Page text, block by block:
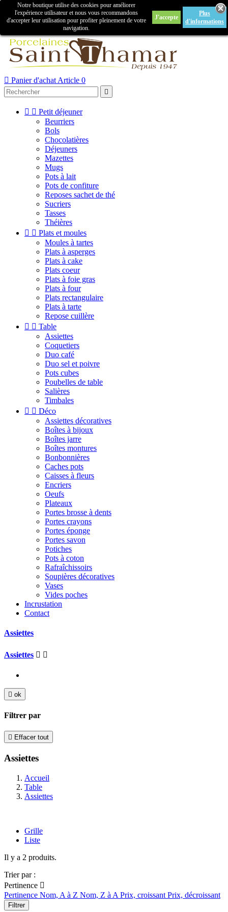
Créer un compteConnexion
 Panier d'achat Article 0

Notre boutique utilise des cookies pour améliorer
l'expérience utilisateur et nous vous recommandons
d'accepter leur utilisation pour profiter pleinement de votre
navigation.
J'accepte
Plus
d'informations
  Petit déjeuner
Beurriers
Bols
Chocolatières
Déjeuners
Mazettes
Mugs
Pots à lait
Pots de confiture
Reposes sachet de thé
Sucriers
Tasses
Théières
  Plats et moules
Moules à tartes
Plats à asperges
Plats à cake
Plats coeur
Plats à foie gras
Plats à four
Plats rectangulaire
Plats à tarte
Repose cuillère
  Table
Assiettes
Coquetiers
Duo café
Duo sel et poivre
Pots cubes
Poubelles de table
Salières
Timbales
  Déco
Assiettes décoratives
Boîtes à bijoux
Boîtes jarre
Boîtes montures
Bonbonnières
Caches pots
Caisses à fleurs
Encriers
Oeufs
Plateaux
Portes brosse à dents
Portes crayons
Portes éponge
Portes savon
Potiches
Pots à coton
Rafraîchissoirs
Soupières décoratives
Vases
Vides poches
Incrustation
Contact
Assiettes
Assiettes  
 ok
Filtrer par
 Effacer tout
Assiettes
Accueil
Table
Assiettes
Grille
Liste
Il y a 2 produits.
Trier par :
Pertinence 
Pertinence Nom, A à Z Nom, Z à A Prix, croissant Prix, décroissant
Filtrer